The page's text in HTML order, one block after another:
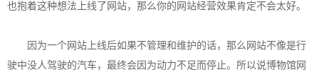
也抱着这种想法上线了网站，那么你的网站经营效果肯定不会太好。
因为一个网站上线后如果不管理和维护的话，那么网站不像是行
驶中没人驾驶的汽车，最终会因为动力不足而停止。所以说博物馆网